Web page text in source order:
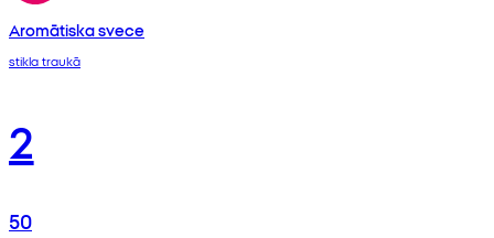
Aromātiska svece
stikla traukā
2
50